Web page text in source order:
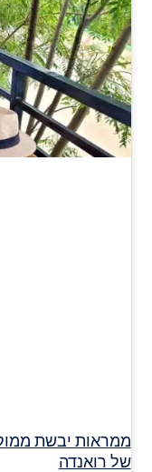
ממראות יבשת
של רואנדה